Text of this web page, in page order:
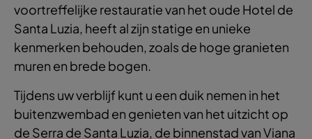
voortreffelijke restauratie van het oude Hotel de
Santa Luzia, heeft al zijn statige en unieke
kenmerken behouden, zoals de hoge granieten
muren en brede bogen.
Tijdens uw verblijf kunt u een duik nemen in het
buitenzwembad en genieten van het uitzicht op
de Serra de Santa Luzia, de binnenstad van Viana